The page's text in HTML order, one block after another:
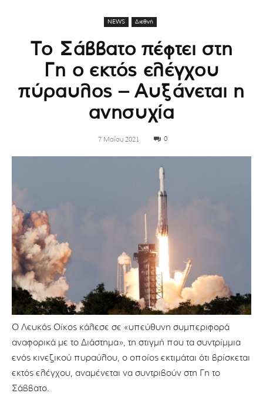
NEWS Διεθνή
Το Σάββατο πέφτει στη
Γη ο εκτός ελέγχου
πύραυλος – Αυξάνεται η
ανησυχία
7 Μαΐου 2021 0
Ο Λευκός Οίκος κάλεσε σε «υπεύθυνη συμπεριφορά
αναφορικά με το Διάστημα», τη στιγμή που τα συντρίμμια
ενός κινεζικού πυραύλου, ο οποίος εκτιμάται ότι βρίσκεται
εκτός ελέγχου, αναμένεται να συντριβούν στη Γη το
Σάββατο.